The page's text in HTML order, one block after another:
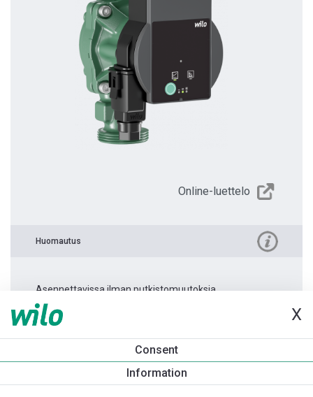
X
Consent
Information
Online-luettelo
Huomautus
Asennettavissa ilman putkistomuutoksia.
Tuotetietoa